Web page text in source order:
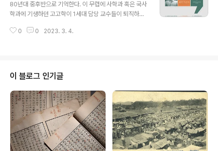
80년대 중후반으로 기억한다. 이 무렵에 사학과 혹은 국사
학과에 기생하던 고고학이 1세대 담당 교수들이 퇴직하면
이 87년인가 퇴직했는데 그로부터 이 학과에 고고학 전담
서 모조리 정년퇴직했다. 고려대 주남철 교수도 마찬가지
다. 한데 명지대를 제외하고는 모조리 고건축 후임 교수를
뽑지 못하고 있다. 건축학과에 고건축이 기생하는 한 이 꼴
이 벌어진다. 그나마 명지대는 김홍식 교수가 퇴임 전에 고
건축학 전담 대학원을 만들었기에 계우 살아남았다. (201
4. 11. 7) *** 전멸을..
0 0 2023. 3. 4.
이 블로그 인기글